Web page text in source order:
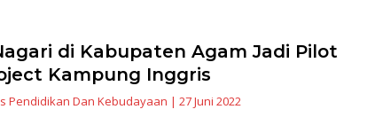
di Kabupaten Agam Jadi Pilot
Kampung Inggris
Pendidikan Dan Kebudayaan |27 Juni 2022